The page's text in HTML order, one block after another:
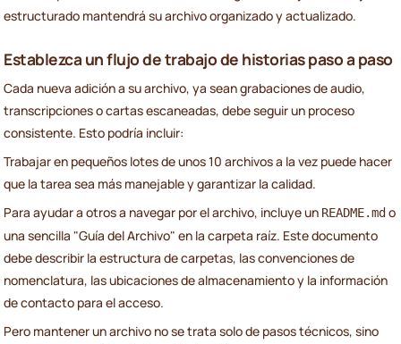
estructurado mantendrá su archivo organizado y actualizado.
Establezca un flujo de trabajo de historias paso a paso
Cada nueva adición a su archivo, ya sean grabaciones de audio,
transcripciones o cartas escaneadas, debe seguir un proceso
consistente. Esto podría incluir:
Trabajar en pequeños lotes de unos 10 archivos a la vez puede hacer
que la tarea sea más manejable y garantizar la calidad.
Para ayudar a otros a navegar por el archivo, incluye un README.md o
una sencilla "Guía del Archivo" en la carpeta raíz. Este documento
debe describir la estructura de carpetas, las convenciones de
nomenclatura, las ubicaciones de almacenamiento y la información
de contacto para el acceso.
Pero mantener un archivo no se trata solo de pasos técnicos, sino